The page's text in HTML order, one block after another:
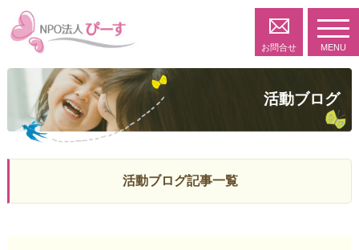
お問合せ MENU
活動ブログ
活動ブログ記事一覧